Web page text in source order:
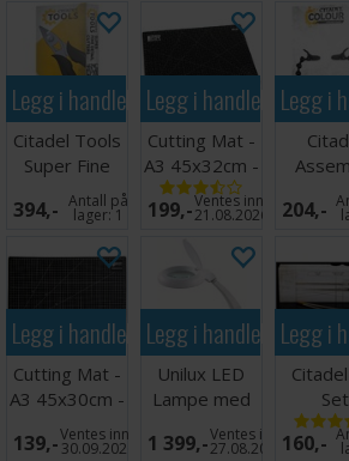
Legg i handlekurven
Citadel Tools
Super Fine
Detail Cutters
394,- Antall på
lager:1
Legg i handlekurven
Cutting Mat -
A3 45x32cm -
Sort
199,-Ventes inn
21.08.2026
Legg i
204,-
Legg i handlekurven
Cutting Mat -
A3 45x30cm -
Sort
139,-Ventes inn
30.09.2026
Legg i handlekurven
Unilux LED
Lampe med
1 399,-Ventes inn
27.08.2026
Legg i
Set
160,-